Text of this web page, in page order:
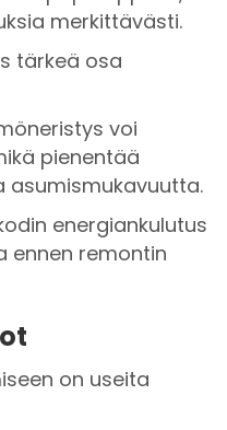
merkittävästi.
tärkeä osa
voi
pienentää
asumismukavuutta.
energiankulutus
ennen remontin
on useita